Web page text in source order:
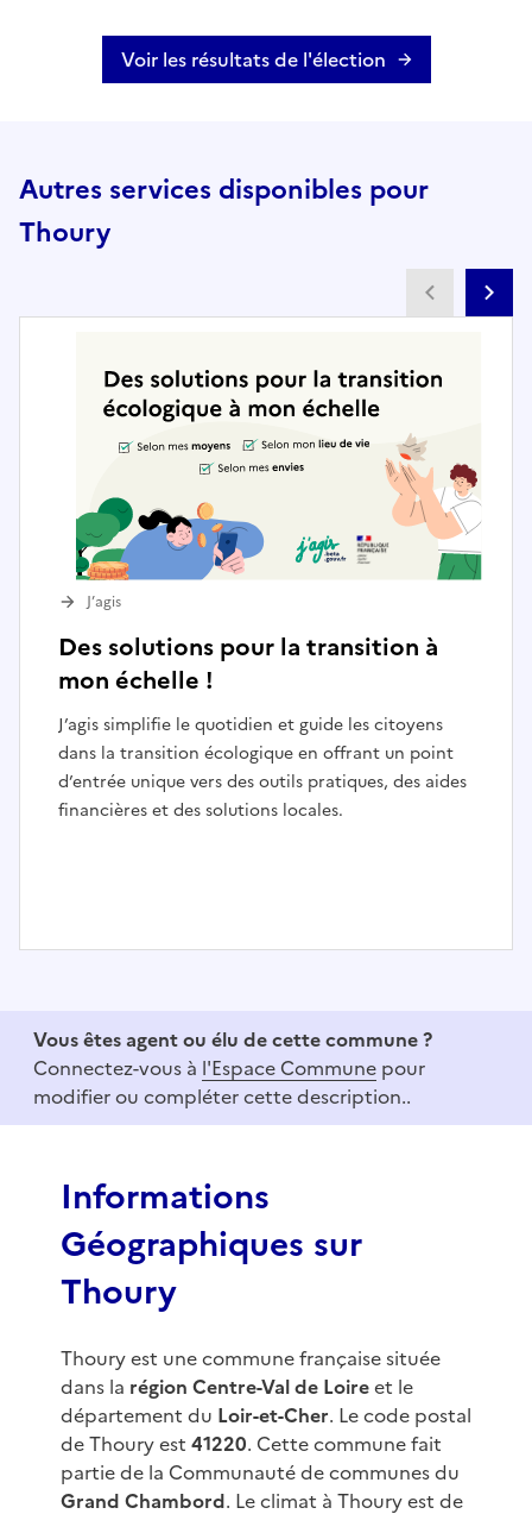
Voir les résultats de l'élection
Autres services disponibles pour
Thoury
Des solutions pour la transition à
mon échelle !
J’agis simplifie le quotidien et guide les citoyens
dans la transition écologique en offrant un point
d’entrée unique vers des outils pratiques, des aides
financières et des solutions locales.
J’agis
f
Vous êtes agent ou élu de cette commune ?
Connectez-vous à l'Espace Commune pour
modifier ou compléter cette description..
Informations
Géographiques sur
Thoury
Thoury est une commune française située
dans la région Centre-Val de Loireet le
département du Loir-et-Cher. Le code postal
de Thoury est 41220. Cette commune fait
partie de la Communauté de communes du
Grand Chambord. Le climat à Thoury est de